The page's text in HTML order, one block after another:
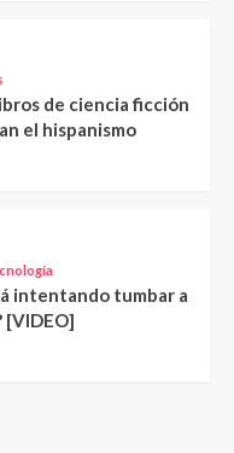
de ciencia ficción
el hispanismo
intentando tumbar a
[VIDEO]